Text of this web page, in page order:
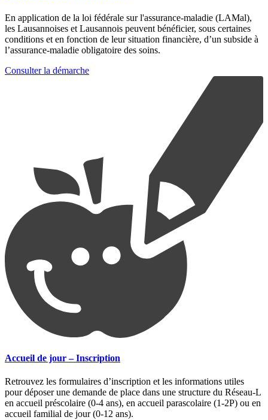
En application de la loi fédérale sur l'assurance-maladie (LAMal),
les Lausannoises et Lausannois peuvent bénéficier, sous certaines
conditions et en fonction de leur situation financière, d’un subside à
l’assurance-maladie obligatoire des soins.
Consulter la démarche
Accueil de jour – Inscription
Retrouvez les formulaires d’inscription et les informations utiles
pour déposer une demande de place dans une structure du Réseau-L
en accueil préscolaire (0-4 ans), en accueil parascolaire (1-2P) ou en
accueil familial de jour (0-12 ans).